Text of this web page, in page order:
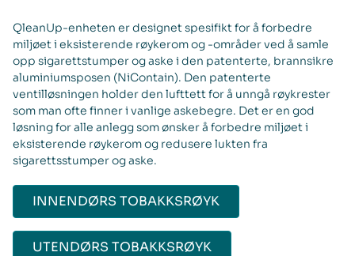
QleanUp-enheten er designet spesifikt for å forbedre
miljøet i eksisterende røykerom og -områder ved å samle
opp sigarettstumper og aske i den patenterte, brannsikre
aluminiumsposen (NiContain). Den patenterte
ventilløsningen holder den lufttett for å unngå røykrester
som man ofte finner i vanlige askebegre. Det er en god
løsning for alle anlegg som ønsker å forbedre miljøet i
eksisterende røykerom og redusere lukten fra
sigarettsstumper og aske.
INNENDØRS TOBAKKSRØYK
UTENDØRS TOBAKKSRØYK